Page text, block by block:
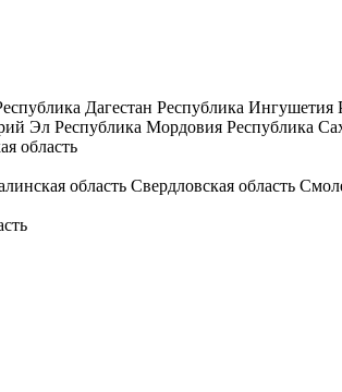
Дагестан Республика Ингушетия
Эл Республика Мордовия Республика
область
область Свердловская область